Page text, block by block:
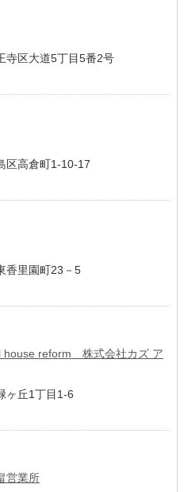
寺区大道5丁目5番2号
区高倉町1-10-17
香里園町23－5
house reform 株式会社カズ ア
ヶ丘1丁目1-6
営業所